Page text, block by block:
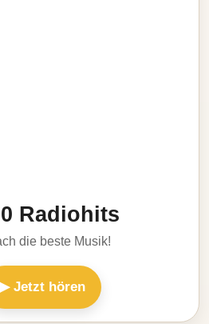
Radiohits
die beste Musik!
▶ Jetzt hören